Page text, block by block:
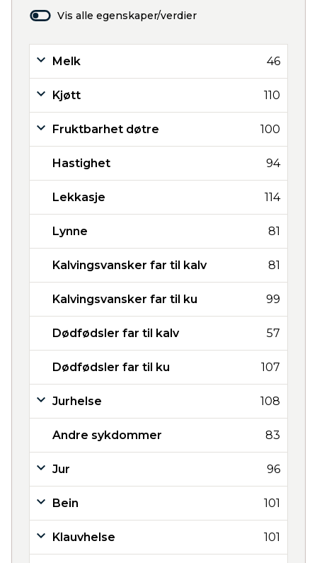
Vis alle egenskaper/verdier
Melk 46
Kjøtt 110
Fruktbarhet døtre 100
Hastighet 94
Lekkasje 114
Lynne 81
Kalvingsvansker far til kalv 81
Kalvingsvansker far til ku 99
Dødfødsler far til kalv 57
Dødfødsler far til ku 107
Jurhelse 108
Andre sykdommer 83
Jur 96
Bein 101
Klauvhelse 101